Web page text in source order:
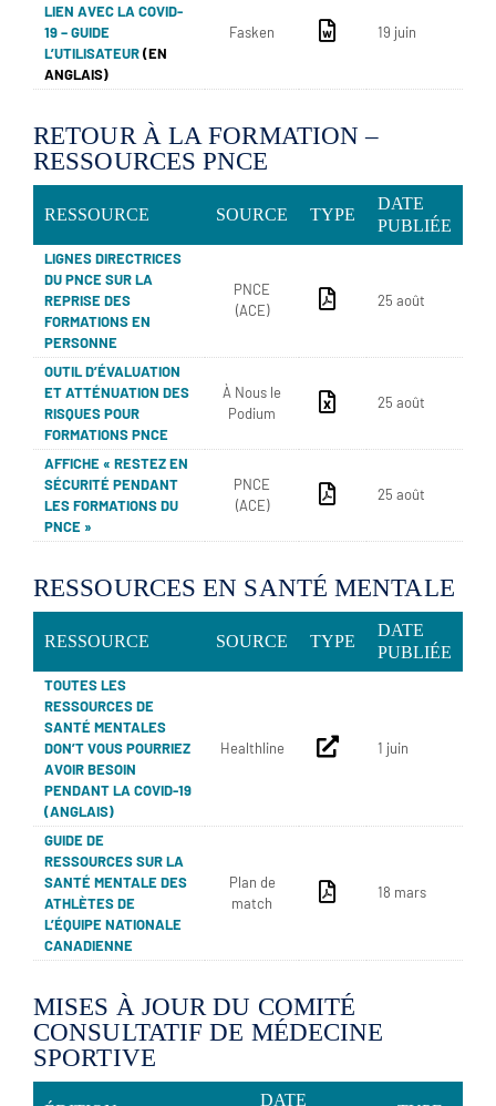
LIEN AVEC LA COVID-
19 – GUIDE
L’UTILISATEUR(EN
ANGLAIS)
Fasken 19 juin
RETOUR À LA FORMATION –
RESSOURCES PNCE
RESSOURCE SOURCE TYPE
DATE
PUBLIÉE
LIGNES DIRECTRICES
DU PNCE SUR LA
REPRISE DES
FORMATIONS EN
PERSONNE
PNCE
(ACE)
25 août
OUTIL D’ÉVALUATION
ET ATTÉNUATION DES
RISQUES POUR
FORMATIONS PNCE
À Nous le
Podium
25 août
AFFICHE « RESTEZ EN
SÉCURITÉ PENDANT
LES FORMATIONS DU
PNCE »
PNCE
(ACE)
25 août
RESSOURCES EN SANTÉ MENTALE
RESSOURCE SOURCE TYPE
DATE
PUBLIÉE
TOUTES LES
RESSOURCES DE
SANTÉ MENTALES
DON’T VOUS POURRIEZ
AVOIR BESOIN
PENDANT LA COVID-19
(ANGLAIS)
Healthline 1 juin
GUIDE DE
RESSOURCES SUR LA
SANTÉ MENTALE DES
ATHLÈTES DE
L’ÉQUIPE NATIONALE
CANADIENNE
Plan de
match
18 mars
MISES À JOUR DU COMITÉ
CONSULTATIF DE MÉDECINE
SPORTIVE
DATE